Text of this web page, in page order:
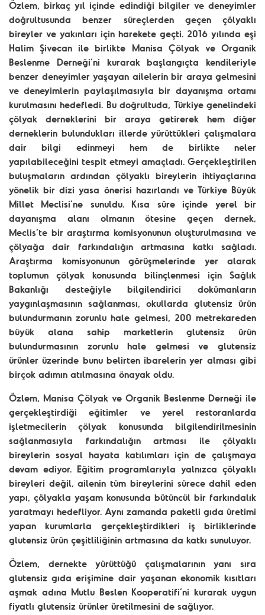
Özlem, birkaç yıl içinde edindiği bilgiler ve deneyimler
doğrultusunda benzer süreçlerden geçen çölyaklı
bireyler ve yakınları için harekete geçti. 2016 yılında eşi
Halim Şivecan ile birlikte Manisa Çölyak ve Organik
Beslenme Derneği’ni kurarak başlangıçta kendileriyle
benzer deneyimler yaşayan ailelerin bir araya gelmesini
ve deneyimlerin paylaşılmasıyla bir dayanışma ortamı
kurulmasını hedefledi. Bu doğrultuda, Türkiye genelindeki
çölyak derneklerini bir araya getirerek hem diğer
derneklerin bulundukları illerde yürüttükleri çalışmalara
dair bilgi edinmeyi hem de birlikte neler
yapılabileceğini tespit etmeyi amaçladı. Gerçekleştirilen
buluşmaların ardından çölyaklı bireylerin ihtiyaçlarına
yönelik bir dizi yasa önerisi hazırlandı ve Türkiye Büyük
Millet Meclisi’ne sunuldu. Kısa süre içinde yerel bir
dayanışma alanı olmanın ötesine geçen dernek,
Meclis’te bir araştırma komisyonunun oluşturulmasına ve
çölyağa dair farkındalığın artmasına katkı sağladı.
Araştırma komisyonunun görüşmelerinde yer alarak
toplumun çölyak konusunda bilinçlenmesi için Sağlık
Bakanlığı desteğiyle bilgilendirici dokümanların
yaygınlaşmasının sağlanması, okullarda glutensiz ürün
bulundurmanın zorunlu hale gelmesi, 200 metrekareden
büyük alana sahip marketlerin glutensiz ürün
bulundurmasının zorunlu hale gelmesi ve glutensiz
ürünler üzerinde bunu belirten ibarelerin yer alması gibi
birçok adımın atılmasına önayak oldu.
Özlem, Manisa Çölyak ve Organik Beslenme Derneği ile
gerçekleştirdiği eğitimler ve yerel restoranlarda
işletmecilerin çölyak konusunda bilgilendirilmesinin
sağlanmasıyla farkındalığın artması ile çölyaklı
bireylerin sosyal hayata katılımları için de çalışmaya
devam ediyor. Eğitim programlarıyla yalnızca çölyaklı
bireyleri değil, ailenin tüm bireylerini sürece dahil eden
yapı, çölyakla yaşam konusunda bütüncül bir farkındalık
yaratmayı hedefliyor. Aynı zamanda paketli gıda üretimi
yapan kurumlarla gerçekleştirdikleri iş birliklerinde
glutensiz ürün çeşitliliğinin artmasına da katkı sunuluyor.
Özlem, dernekte yürüttüğü çalışmalarının yanı sıra
glutensiz gıda erişimine dair yaşanan ekonomik kısıtları
aşmak adına Mutlu Beslen Kooperatifi’ni kurarak uygun
fiyatlı glutensiz ürünler üretilmesini de sağlıyor.